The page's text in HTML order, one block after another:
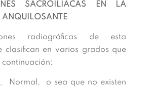
SACROILIACAS EN LA
ANQUILOSANTE
radiográficas de esta
clasifican en varios grados que
continuación:
. Normal, o sea que no existen